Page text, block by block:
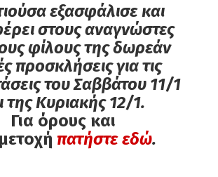
εξασφάλισε και
στους αναγνώστες
φίλους της δωρεάν
προσκλήσεις για τις
του Σαββάτου 11/1
της Κυριακής 12/1.
Για όρους και
πατήστε εδώ.